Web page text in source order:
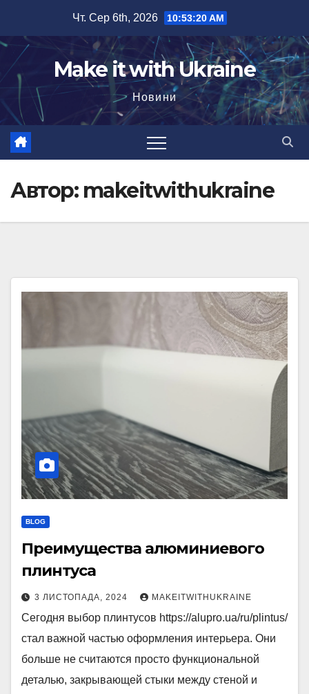
вмісту
Чт. Сер 6th, 2026 10:53:21 AM
Make it with Ukraine
Новини
Автор: makeitwithukraine
BLOG
Преимущества алюминиевого
плинтуса
3 ЛИСТОПАДА, 2024 MAKEITWITHUKRAINE
Сегодня выбор плинтусов https://alupro.ua/ru/plintus/
стал важной частью оформления интерьера. Они
больше не считаются просто функциональной
деталью, закрывающей стыки между стеной и